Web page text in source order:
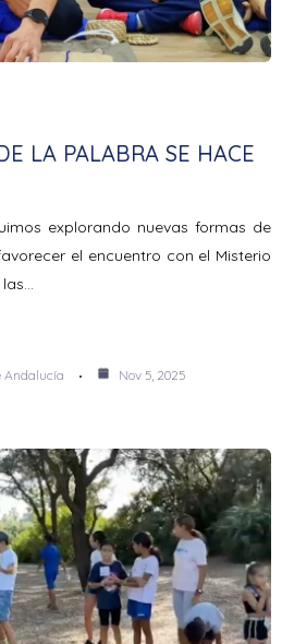
LA PALABRA SE HACE
explorando nuevas formas de
el encuentro con el Misterio
Andalucía
Nov 5, 2025